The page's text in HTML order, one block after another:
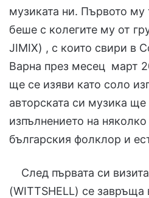
музиката ни. Първото му
беше с колегите му от
JIMIX) , с които свири в
Варна през месец март
ще се изяви като соло
авторската си музика ще
изпълнението на
българския фолклор и
След първата си
(WITTSHELL) се завръща